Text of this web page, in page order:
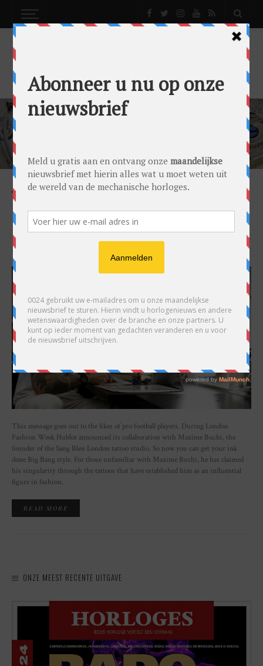
NEWS
HUBLOT UNDER THE SKIN
SHARE
This message goes out to the likes of pro football players. During London
Fashion Week Hublot announced its collaboration with Maxime Buchi, the
founder of the Sang Bleu London tattoo studio. So now you can get your ink
done Big Bang style. For those unfamiliar with Maxime Buchi, he has claimed
his singularity through the tattoos that have established him as an influential
figure in fashion.
READ MORE
ONZE MEEST RECENTE UITGAVE